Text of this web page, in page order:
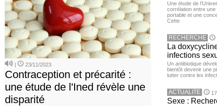
| 23/11/2023
Contraception et précarité :
une étude de l'Ined révèle une
disparité
Une étude de
corrélation entre une
portable et une
Cette
RECHERCHE
La
infections
Un antibiotique
bientôt devenir une
lutter contre les
ACTUALITE
Sexe :